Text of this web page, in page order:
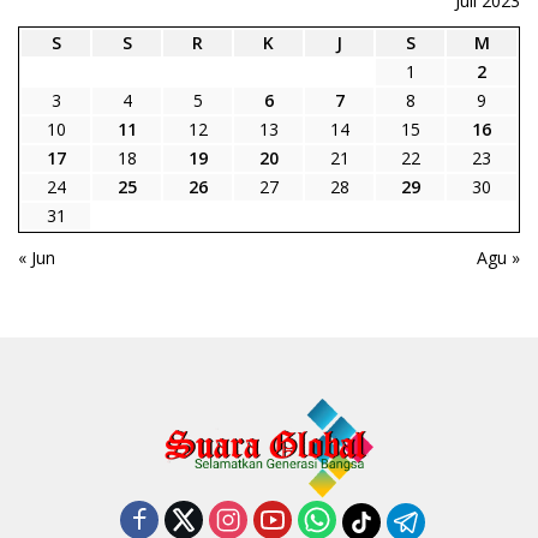
S
S R K J S
M
1
2
3
4 5 6 7 8
9
10
11 12 13 14 15
16
17
18 19 20 21 22
23
24
25 26 27 28 29
30
31
« Jun
Agu »